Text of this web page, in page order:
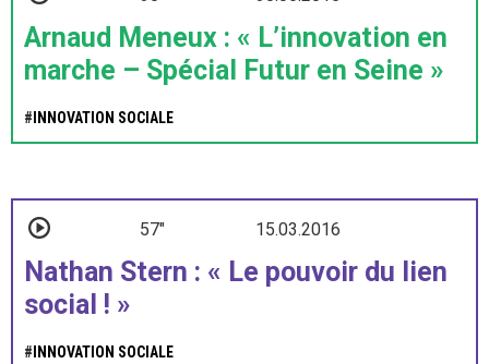
Arnaud Meneux : « L’innovation en
marche – Spécial Futur en Seine »
# INNOVATION SOCIALE
57" 15.03.2016
Nathan Stern : « Le pouvoir du lien
social ! »
# INNOVATION SOCIALE